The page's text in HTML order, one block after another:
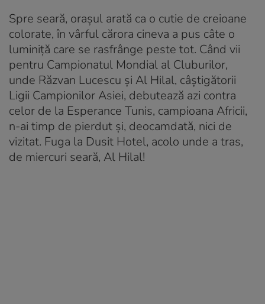
Spre seară, orașul arată ca o cutie de creioane
colorate, în vârful cărora cineva a pus câte o
luminiță care se rasfrânge peste tot. Când vii
pentru Campionatul Mondial al Cluburilor,
unde Răzvan Lucescu și Al Hilal, câștigătorii
Ligii Campionilor Asiei, debutează azi contra
celor de la Esperance Tunis, campioana Africii,
n-ai timp de pierdut și, deocamdată, nici de
vizitat. Fuga la Dusit Hotel, acolo unde a tras,
de miercuri seară, Al Hilal!